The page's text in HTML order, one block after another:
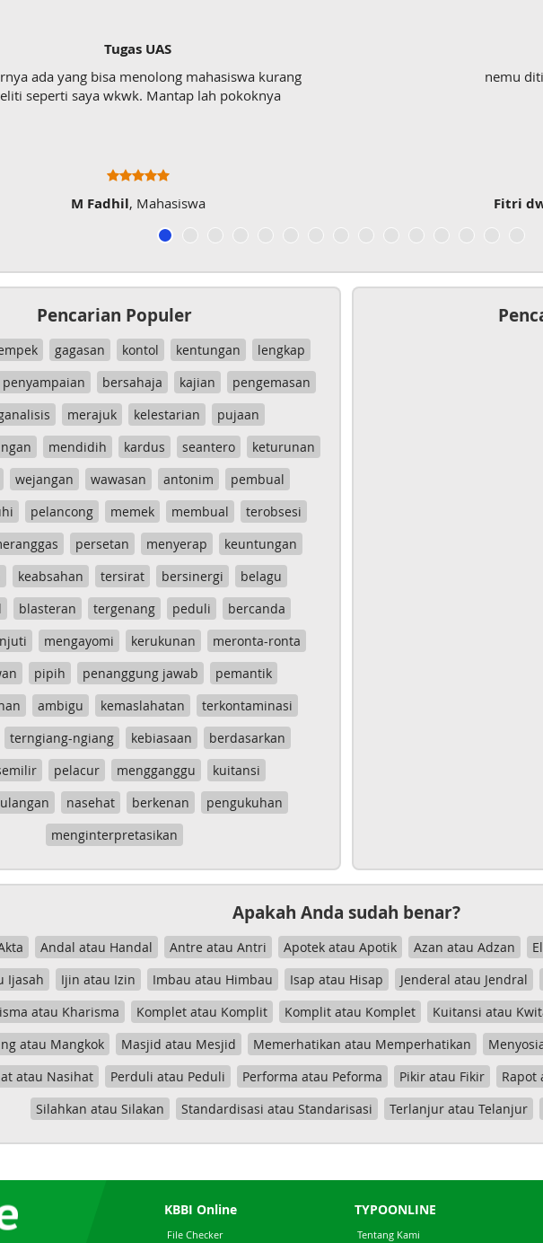
Tugas UAS
ada yang bisa menolong mahasiswa kurang
seperti saya wkwk. Mantap lah pokoknya
M Fadhil, Mahasiswa
nemu
Fitri
Pencarian Populer
gagasan kontol kentungan
lengkap
penyampaian bersahaja kajian
pengemasan
merajuk kelestarian
pujaan
mendidih kardus seantero
keturunan
wejangan wawasan antonim
pembual
pelancong memek membual
terobsesi
persetan menyerap
keuntungan
keabsahan tersirat bersinergi
belagu
blasteran tergenang peduli
bercanda
mengayomi kerukunan
meronta-ronta
pipih penanggung jawab
pemantik
ambigu kemaslahatan
terkontaminasi
terngiang-ngiang kebiasaan
berdasarkan
pelacur mengganggu
kuitansi
nasehat berkenan
pengukuhan
menginterpretasikan
Apakah Anda sudah benar?
Andal atau Handal Antre atau Antri Apotek atau Apotik Azan atau Adzan
Ijasah
Ijin atau Izin Imbau atau Himbau Isap atau Hisap Jenderal atau Jendral
atau Kharisma
Komplet atau Komplit Komplit atau Komplet Kuitansi atau
atau Mangkok
Masjid atau Mesjid Memerhatikan atau Memperhatikan
atau Nasihat
Perduli atau Peduli Performa atau Peforma Pikir atau Fikir Rapot
Silahkan atau Silakan
Standardisasi atau Standarisasi Terlanjur atau Telanjur
KBBI Online
File Checker
TYPOONLINE
Tentang Kami